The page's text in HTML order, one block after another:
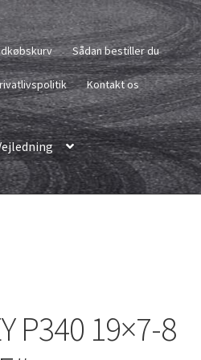
Sådan bestiller du
Kontakt os
P340 19×7-8